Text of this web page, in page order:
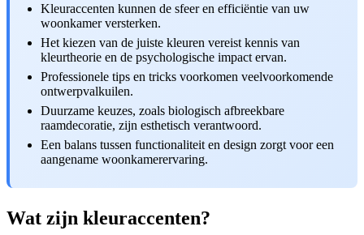
Kleuraccenten kunnen de sfeer en efficiëntie van uw
woonkamer versterken.
Het kiezen van de juiste kleuren vereist kennis van
kleurtheorie en de psychologische impact ervan.
Professionele tips en tricks voorkomen veelvoorkomende
ontwerpvalkuilen.
Duurzame keuzes, zoals biologisch afbreekbare
raamdecoratie, zijn esthetisch verantwoord.
Een balans tussen functionaliteit en design zorgt voor een
aangename woonkamerervaring.
Wat zijn kleuraccenten?